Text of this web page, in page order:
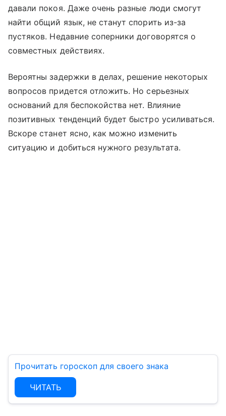
давали покоя. Даже очень разные люди смогут
найти общий язык, не станут спорить из-за
пустяков. Недавние соперники договорятся о
совместных действиях.
Вероятны задержки в делах, решение некоторых
вопросов придется отложить. Но серьезных
оснований для беспокойства нет. Влияние
позитивных тенденций будет быстро усиливаться.
Вскоре станет ясно, как можно изменить
ситуацию и добиться нужного результата.
Прочитать гороскоп для своего знака
ЧИТАТЬ